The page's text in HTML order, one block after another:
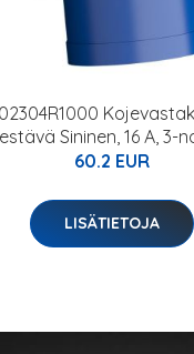
Sininen, 16 A, 3-
60.2 EUR
LISÄTIETOJA